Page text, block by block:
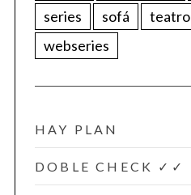
series
sofá teatro
webseries
HAY PLAN
DOBLE CHECK ✓✓